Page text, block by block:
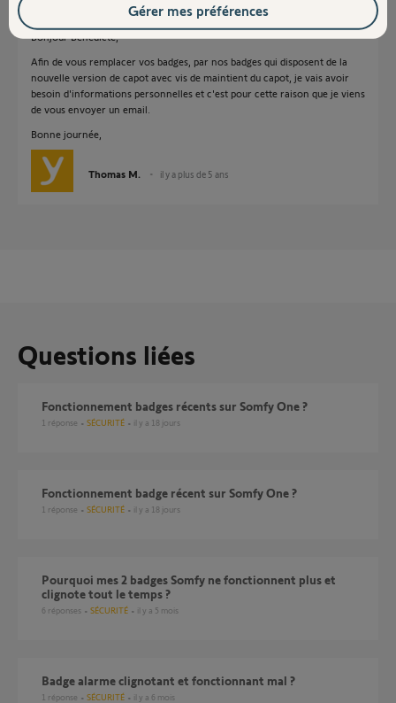
Bonjour Benedicte,
Afin de vous remplacer vos badges, par nos badges qui disposent de la
nouvelle version de capot avec vis de maintient du capot, je vais avoir
besoin d'informations personnelles et c'est pour cette raison que je viens
de vous envoyer un email.
Bonne journée,
Thomas M. il y a plus de 5 ans
Questions liées
Fonctionnement badges récents sur Somfy One ?
1 réponse SÉCURITÉ il y a 18 jours
Fonctionnement badge récent sur Somfy One ?
1 réponse SÉCURITÉ il y a 18 jours
Pourquoi mes 2 badges Somfy ne fonctionnent plus et
clignote tout le temps ?
6 réponses SÉCURITÉ il y a 5 mois
Badge alarme clignotant et fonctionnant mal ?
1 réponse SÉCURITÉ il y a 6 mois
Gérer mes préférences